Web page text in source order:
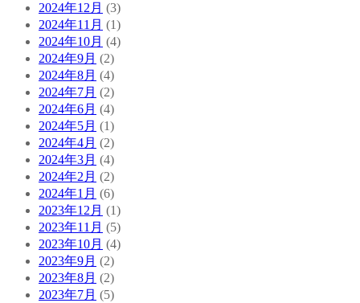
2024年12月 (3)
2024年11月 (1)
2024年10月 (4)
2024年9月 (2)
2024年8月 (4)
2024年7月 (2)
2024年6月 (4)
2024年5月 (1)
2024年4月 (2)
2024年3月 (4)
2024年2月 (2)
2024年1月 (6)
2023年12月 (1)
2023年11月 (5)
2023年10月 (4)
2023年9月 (2)
2023年8月 (2)
2023年7月 (5)